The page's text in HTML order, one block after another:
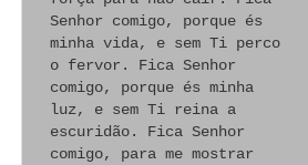
Senhor comigo, porque és
minha vida, e sem Ti perco
o fervor. Fica Senhor
comigo, porque és minha
luz, e sem Ti reina a
escuridão. Fica Senhor
comigo, para me mostrar